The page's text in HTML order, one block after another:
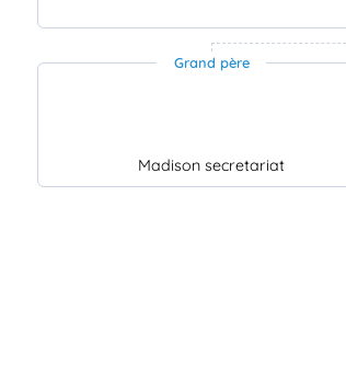
Grand père
Madison secretariat